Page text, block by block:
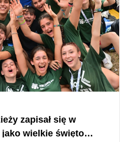
zapisał się w
wielkie święto